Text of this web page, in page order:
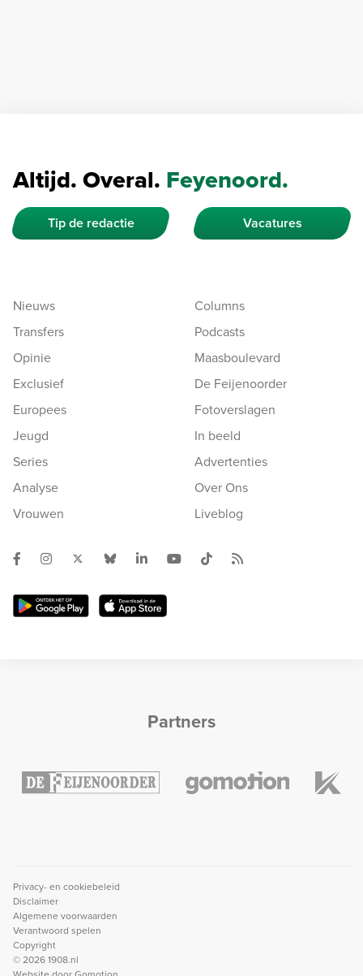
Altijd. Overal. Feyenoord.
Tip de redactie Vacatures
Nieuws
Transfers
Opinie
Exclusief
Europees
Jeugd
Series
Analyse
Vrouwen
Columns
Podcasts
Maasboulevard
De Feijenoorder
Fotoverslagen
In beeld
Advertenties
Over Ons
Liveblog
Partners
Privacy- en cookiebeleid
Disclaimer
Algemene voorwaarden
Verantwoord spelen
Copyright
© 2026 1908.nl